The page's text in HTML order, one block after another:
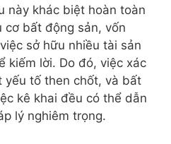
này khác biệt hoàn toàn
cơ bất động sản, vốn
sở hữu nhiều tài sản
kiếm lời. Do đó, việc xác
yếu tố then chốt, và bất
kê khai đều có thể dẫn
lý nghiêm trọng.